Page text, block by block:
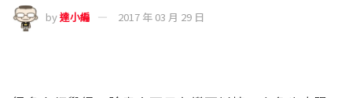
by達小編 2017 年 03 月 29 日